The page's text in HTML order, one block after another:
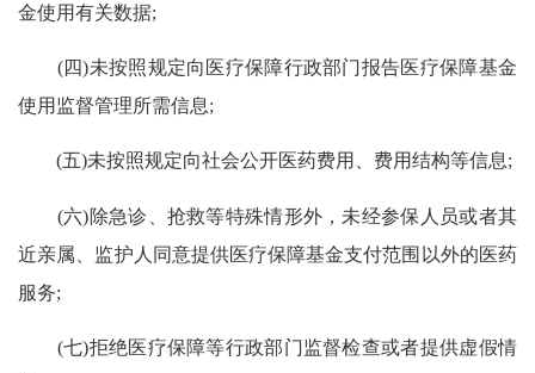
金使用有关数据;
(四)未按照规定向医疗保障行政部门报告医疗保障基金
使用监督管理所需信息;
(五)未按照规定向社会公开医药费用、费用结构等信息;
(六)除急诊、抢救等特殊情形外，未经参保人员或者其
近亲属、监护人同意提供医疗保障基金支付范围以外的医药
服务;
(七)拒绝医疗保障等行政部门监督检查或者提供虚假情